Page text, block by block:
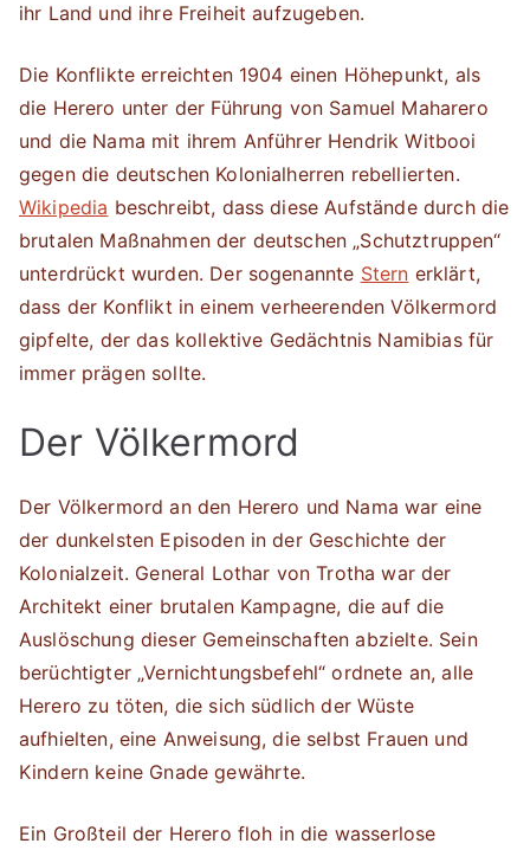
ihr Land und ihre Freiheit aufzugeben.
Die Konflikte erreichten 1904 einen Höhepunkt, als
die Herero unter der Führung von Samuel Maharero
und die Nama mit ihrem Anführer Hendrik Witbooi
gegen die deutschen Kolonialherren rebellierten.
Wikipedia beschreibt, dass diese Aufstände durch die
brutalen Maßnahmen der deutschen „Schutztruppen“
unterdrückt wurden. Der sogenannte Stern erklärt,
dass der Konflikt in einem verheerenden Völkermord
gipfelte, der das kollektive Gedächtnis Namibias für
immer prägen sollte.
Der Völkermord
Der Völkermord an den Herero und Nama war eine
der dunkelsten Episoden in der Geschichte der
Kolonialzeit. General Lothar von Trotha war der
Architekt einer brutalen Kampagne, die auf die
Auslöschung dieser Gemeinschaften abzielte. Sein
berüchtigter „Vernichtungsbefehl“ ordnete an, alle
Herero zu töten, die sich südlich der Wüste
aufhielten, eine Anweisung, die selbst Frauen und
Kindern keine Gnade gewährte.
Ein Großteil der Herero floh in die wasserlose